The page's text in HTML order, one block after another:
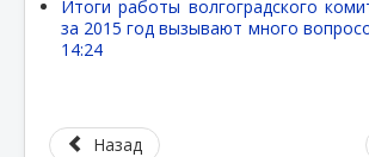
Итоги работы волгоградского
за 2015 год вызывают много
14:24
Назад